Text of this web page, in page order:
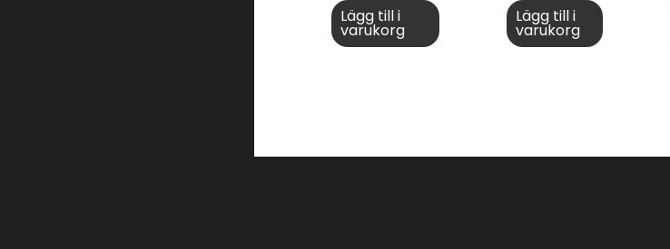
Lägg till i
varukorg
Lägg till i
varukorg